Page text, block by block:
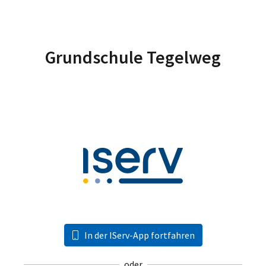
Grundschule Tegelweg
In der IServ-App fortfahren